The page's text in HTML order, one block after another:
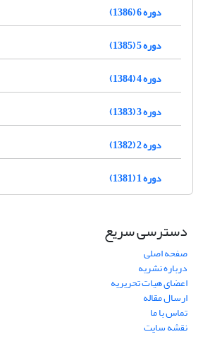
دوره 6 (1386)
دوره 5 (1385)
دوره 4 (1384)
دوره 3 (1383)
دوره 2 (1382)
دوره 1 (1381)
دسترسی سریع
صفحه اصلی
درباره نشریه
اعضای هیات تحریریه
ارسال مقاله
تماس با ما
نقشه سایت